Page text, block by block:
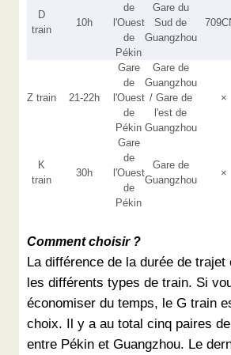
D
train
10h
de
l'Ouest
de
Pékin
Gare du
Sud de
Guangzhou
Z train 21-22h
Gare
de
l'Ouest
de
Pékin
Gare de
Guangzhou
/ Gare de
l'est de
Guangzhou
×
K
train
30h
Gare
de
l'Ouest
de
Pékin
Gare de
Guangzhou
×
Comment choisir ?
La différence de la durée de trajet
les différents types de train. Si
économiser du temps, le G train
choix. Il y a au total cinq paires
entre Pékin et Guangzhou. Le